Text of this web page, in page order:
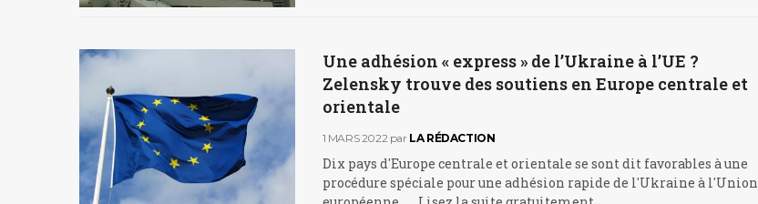
Une adhésion « express » de l’Ukraine à l’UE ?
Zelensky trouve des soutiens en Europe centrale et
orientale
1 MARS 2022 par LA RÉDACTION
Dix pays d'Europe centrale et orientale se sont dit favorables à une
procédure spéciale pour une adhésion rapide de l'Ukraine à l'Union